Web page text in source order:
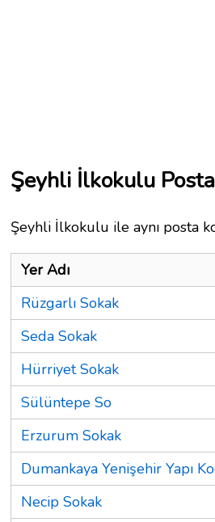
Şeyhli İlkokulu
Şeyhli İlkokulu ile aynı posta
Yer Adı
Rüzgarlı Sokak
Seda Sokak
Hürriyet Sokak
Sülüntepe So
Erzurum Sokak
Dumankaya Yenişehir Yapı
Necip Sokak